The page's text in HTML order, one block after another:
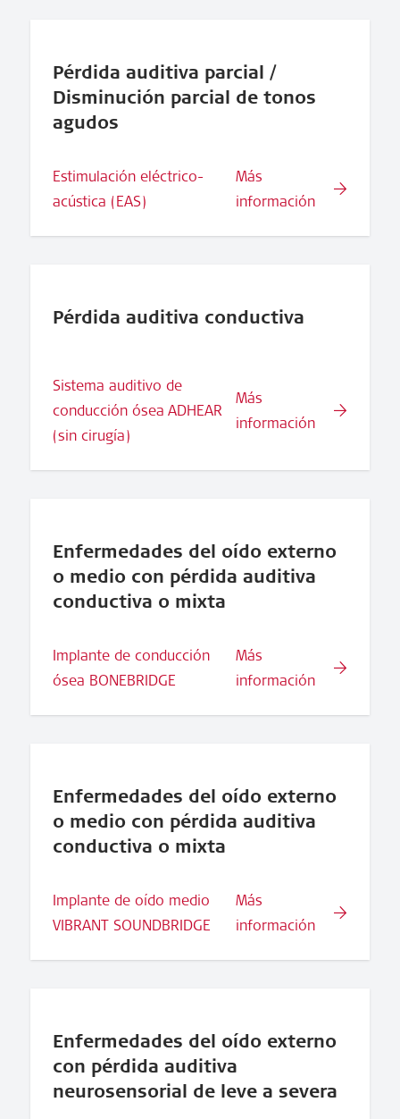
Pérdida auditiva parcial /
Disminución parcial de tonos
agudos
Estimulación eléctrico-
acústica (EAS)
Más
información
Pérdida auditiva conductiva
Sistema auditivo de
conducción ósea ADHEAR
(sin cirugía)
Más
información
Enfermedades del oído externo
o medio con pérdida auditiva
conductiva o mixta
Implante de conducción
ósea BONEBRIDGE
Más
información
Enfermedades del oído externo
o medio con pérdida auditiva
conductiva o mixta
Implante de oído medio
VIBRANT SOUNDBRIDGE
Más
información
Enfermedades del oído externo
con pérdida auditiva
neurosensorial de leve a severa